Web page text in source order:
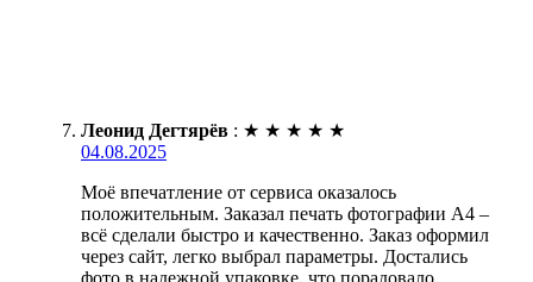
Леонид Дегтярёв : ★ ★ ★ ★ ★
04.08.2025
Моё впечатление от сервиса оказалось
положительным. Заказал печать фотографии А4 –
всё сделали быстро и качественно. Заказ оформил
через сайт, легко выбрал параметры. Достались
фото в надежной упаковке, что порадовало.